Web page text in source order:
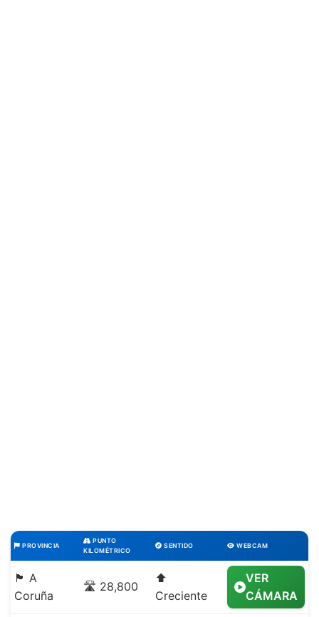
PROVINCIA
PUNTO
KILOMÉTRICO
SENTIDO WEBCAM
🏴 A
Coruña
🛣️ 28,800
⬆️
Creciente
VER
CÁMARA